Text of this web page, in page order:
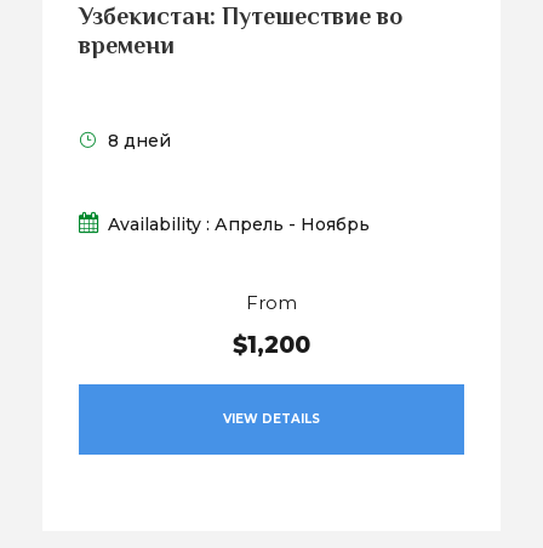
Узбекистан: Путешествие во
времени
8 дней
Availability : Апрель - Ноябрь
From
$1,200
VIEW DETAILS